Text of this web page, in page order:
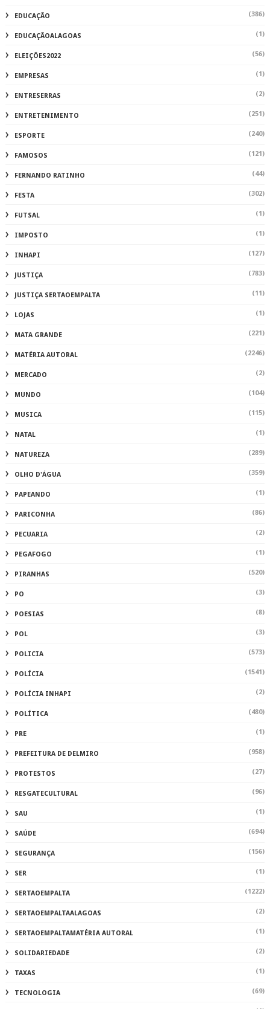
EDUCAÇÃO (386)
EDUCAÇÃOALAGOAS (1)
ELEIÇÕES2022 (56)
EMPRESAS (1)
ENTRESERRAS (2)
ENTRETENIMENTO (251)
ESPORTE (240)
FAMOSOS (121)
FERNANDO RATINHO (44)
FESTA (302)
FUTSAL (1)
IMPOSTO (1)
INHAPI (127)
JUSTIÇA (783)
JUSTIÇA SERTAOEMPALTA (11)
LOJAS (1)
MATA GRANDE (221)
MATÉRIA AUTORAL (2246)
MERCADO (2)
MUNDO (104)
MUSICA (115)
NATAL (1)
NATUREZA (289)
OLHO D'ÁGUA (359)
PAPEANDO (1)
PARICONHA (86)
PECUARIA (2)
PEGAFOGO (1)
PIRANHAS (520)
PO (3)
POESIAS (8)
POL (3)
POLICIA (573)
POLÍCIA (1541)
POLÍCIA INHAPI (2)
POLÍTICA (480)
PRE (1)
PREFEITURA DE DELMIRO (958)
PROTESTOS (27)
RESGATECULTURAL (96)
SAU (1)
SAÚDE (694)
SEGURANÇA (156)
SER (1)
SERTAOEMPALTA (1222)
SERTAOEMPALTAALAGOAS (2)
SERTAOEMPALTAMATÉRIA AUTORAL (1)
SOLIDARIEDADE (2)
TAXAS (1)
TECNOLOGIA (69)